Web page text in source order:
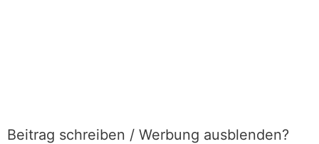
Beitrag schreiben / Werbung ausblenden?